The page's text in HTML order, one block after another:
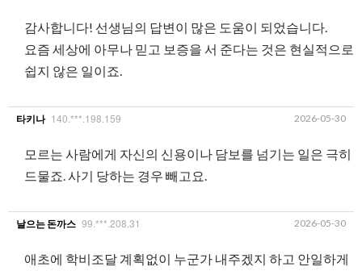
감사합니다! 선생님의 답변이 많은 도움이 되었습니다.
요즘 세상에 아무나 믿고 보증을 서 준다는 것은 현실적으로
쉽지 않은 일이죠.
타키나 140.***.198.159 2026-05-30
모르는 사람에게 자신의 신용이나 담보를 넘기는 일은 극히
드물죠. 사기 당하는 경우 빼고요.
날으는 돈까스 99.***.208.31 2026-05-30
애초에 학비조달 계획없이 누군가 내주겠지 하고 안일하게